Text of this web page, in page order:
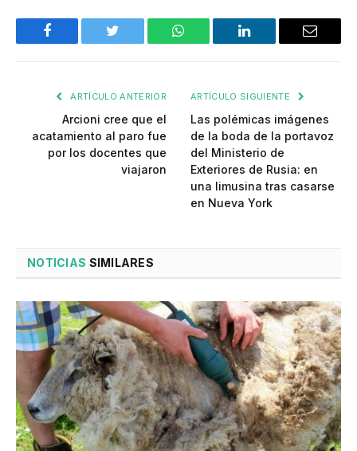
Facebook Twitter WhatsApp LinkedIn Email
ARTÍCULO ANTERIOR
Arcioni cree que el
acatamiento al paro fue
por los docentes que
viajaron
ARTÍCULO SIGUIENTE
Las polémicas imágenes
de la boda de la portavoz
del Ministerio de
Exteriores de Rusia: en
una limusina tras casarse
en Nueva York
NOTICIAS SIMILARES